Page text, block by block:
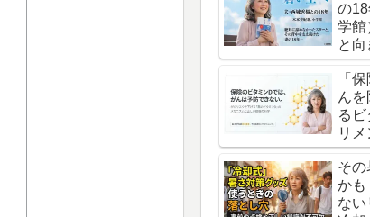
の
学館
と
た、
「
ん
る
リ
るべ
その
かも
ない